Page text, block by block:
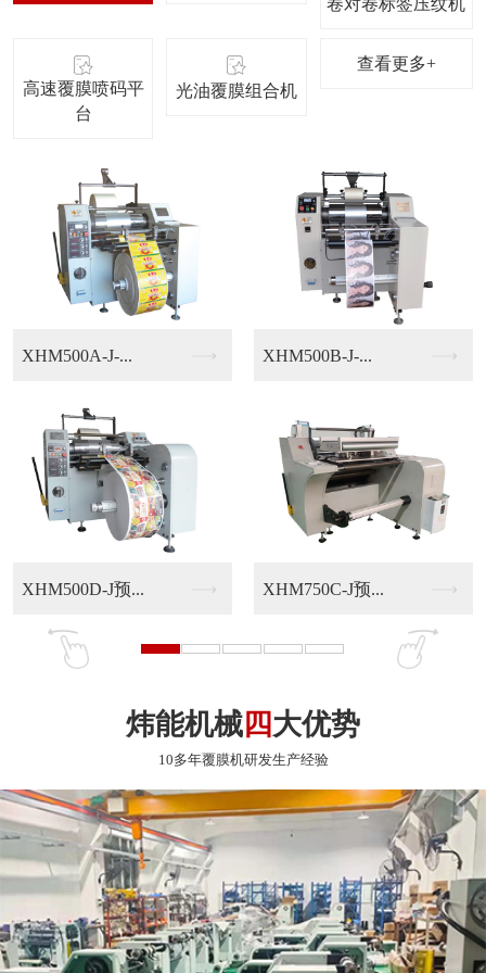
高速覆膜喷码平
台
光油覆膜组合机
查看更多+
SHY600-多功能... WN-600型-多刀...
炜能机械 大优势
10多年覆膜机研发生产经验
实力厂家